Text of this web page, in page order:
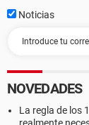
Noticias
NOVEDADES
La regla de los